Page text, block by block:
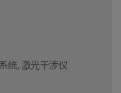
统, 激光干涉仪